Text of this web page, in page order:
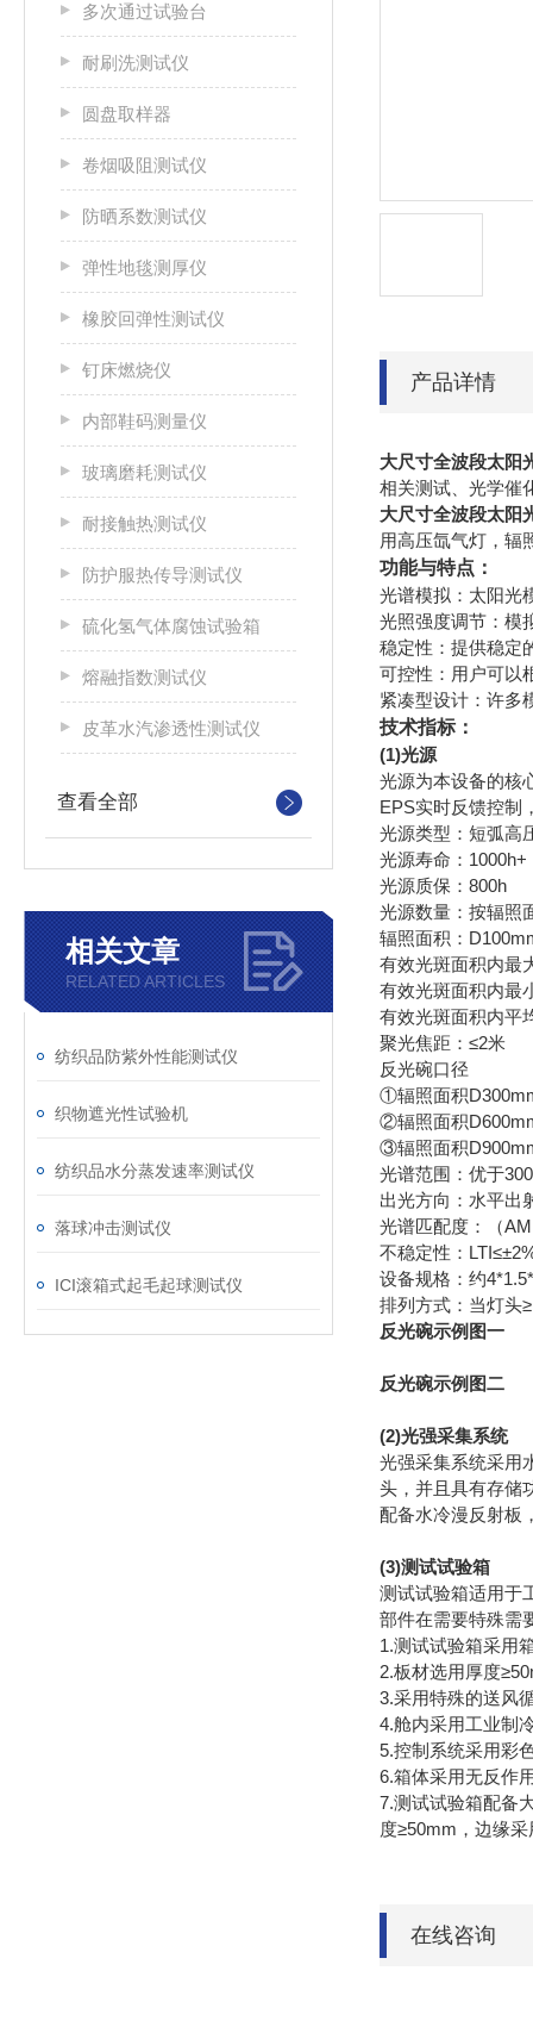
多次通过试验台
耐刷洗测试仪
圆盘取样器
卷烟吸阻测试仪
防晒系数测试仪
弹性地毯测厚仪
橡胶回弹性测试仪
钉床燃烧仪
内部鞋码测量仪
玻璃磨耗测试仪
耐接触热测试仪
防护服热传导测试仪
硫化氢气体腐蚀试验箱
熔融指数测试仪
皮革水汽渗透性测试仪
查看全部
相关文章
RELATED ARTICLES
纺织品防紫外性能测试仪
织物遮光性试验机
纺织品水分蒸发速率测试仪
落球冲击测试仪
ICI滚箱式起毛起球测试仪
产品详情
大尺寸全波段太阳
相关测试、光学催
大尺寸全波段太阳
用高压氙气灯，辐
功能与特点：
光谱模拟：太阳光
光照强度调节：模
稳定性：提供稳定
可控性：用户可以
紧凑型设计：许多
技术指标：
(1)光源
光源为本设备的核
EPS实时反馈控制
光源类型：短弧高
光源寿命：1000h+
光源质保：800h
光源数量：按辐照
辐照面积：
有效光斑面积内最
有效光斑面积内最
有效光斑面积内平
聚光焦距：≤2米
反光碗口径
①辐照面积
②辐照面积
③辐照面积
光谱范围：优于
出光方向：水平出
光谱匹配度：（
不稳定性：
设备规格：约
排列方式：当灯头
反光碗示例图一
反光碗示例图二
(2)光强采集系统
光强采集系统采用
头，并且具有存储
配备水冷漫反射板
(3)测试试验箱
测试试验箱适用于
部件在需要特殊需
1.测试试验箱采用
2.板材选用厚度
3.采用特殊的送风
4.舱内采用工业制
5.控制系统采用彩
6.箱体采用无反作
7.测试试验箱配备
度≥50mm，边缘
在线咨询